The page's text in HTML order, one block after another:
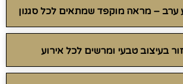
ערב – מראה מוקפד שמתאים לכל סגנון
בעיצוב טבעי ומרשים לכל אירוע